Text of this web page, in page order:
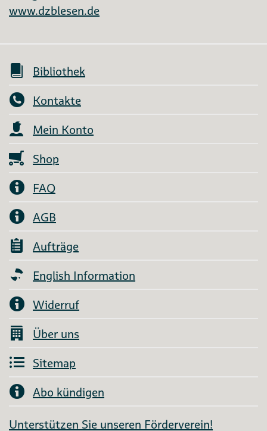
www.dzblesen.de
Bibliothek
Kontakte
Mein Konto
Shop
FAQ
AGB
Aufträge
English Information
Widerruf
Über uns
Sitemap
Abo kündigen
Unterstützen Sie unseren Förderverein!